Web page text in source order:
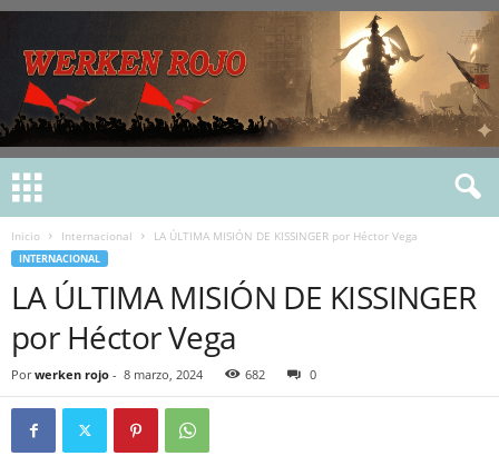
Inicio Internacional LA ÚLTIMA MISIÓN DE KISSINGER por Héctor Vega
INTERNACIONAL
LA ÚLTIMA MISIÓN DE KISSINGER
por Héctor Vega
Por werken rojo - 8 marzo, 2024 682 0